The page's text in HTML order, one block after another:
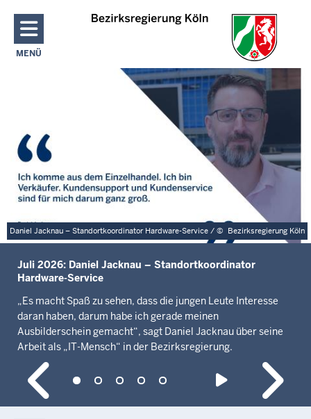
Direkt zum Inhalt
MENÜ
NAVIGATION AKTIVIEREN/DEAKTIVIEREN: HAUPTMENÜ
s
e
t
e
Daniel Jacknau – Standortkoordinator Hardware-Service /© Bezirksregierung Köln
Juli 2026: Daniel Jacknau – Standortkoordinator
Hardware-Service
„Es macht Spaß zu sehen, dass die jungen Leute Interesse
daran haben, darum habe ich gerade meinen
Ausbilderschein gemacht“, sagt Daniel Jacknau über seine
Arbeit als „IT-Mensch“ in der Bezirksregierung.